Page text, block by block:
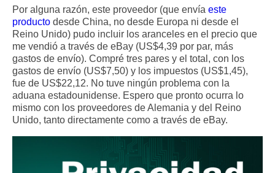
Por alguna razón, este proveedor (que envía este
producto desde China, no desde Europa ni desde el
Reino Unido) pudo incluir los aranceles en el precio que
me vendió a través de eBay (US$4,39 por par, más
gastos de envío). Compré tres pares y el total, con los
gastos de envío (US$7,50) y los impuestos (US$1,45),
fue de US$22,12. No tuve ningún problema con la
aduana estadounidense. Espero que pronto ocurra lo
mismo con los proveedores de Alemania y del Reino
Unido, tanto directamente como a través de eBay.